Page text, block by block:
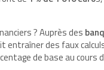
? Auprès des
entraîner des faux
de base au cours